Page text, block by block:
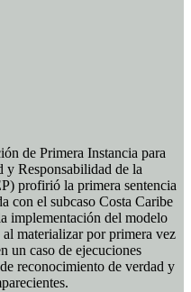
de Primera Instancia para
y Responsabilidad de la
profirió la primera sentencia
con el subcaso Costa Caribe
implementación del modelo
materializar por primera vez
un caso de ejecuciones
reconocimiento de verdad y